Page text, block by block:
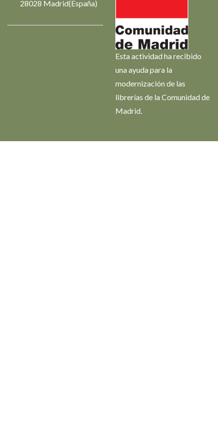
28028 Madrid(España)
Esta actividad ha recibido
una ayuda para la
modernización de las
librerías de la Comunidad de
Madrid.